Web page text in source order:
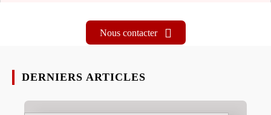
Nous contacter
DERNIERS ARTICLES